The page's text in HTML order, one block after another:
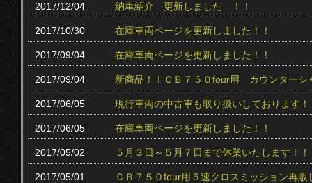
2017/12/04 納車紹介 更新しました ！！
2017/10/30 在庫車両ページを更新しました！！
2017/09/04 在庫車両ページを更新しました！！
2017/09/04 新商品！！ＣＢ７５０four用 カウンター
2017/06/05 現行車両の中古車も取り扱いしております！
2017/06/05 在庫車両ページを更新しました！！
2017/05/02 ５月３日～５月７日まで休業いたします！！
2017/05/01 ＣＢ７５０four用５速クロスミッション再販